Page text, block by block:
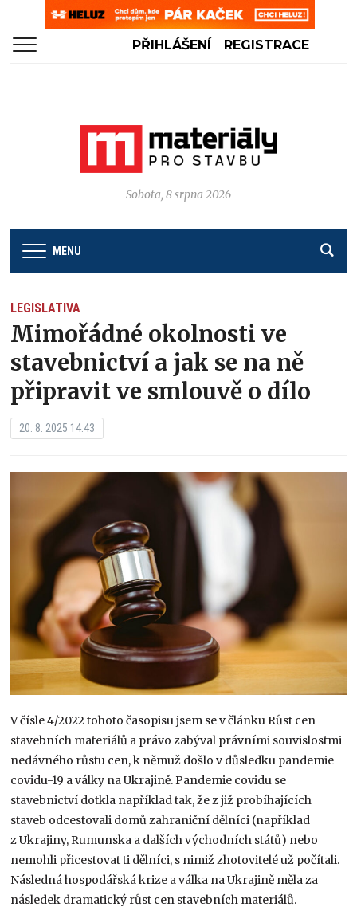
PŘIHLÁŠENÍ REGISTRACE
Sobota, 8 srpna 2026
MENU
LEGISLATIVA
Mimořádné okolnosti ve
stavebnictví a jak se na ně
připravit ve smlouvě o dílo
20. 8. 2025 14:43
V čísle 4/2022 tohoto časopisu jsem se v článku Růst cen
stavebních materiálů a právo zabýval právními souvislostmi
nedávného růstu cen, k němuž došlo v důsledku pandemie
covidu-19 a války na Ukrajině. Pandemie covidu se
stavebnictví dotkla například tak, že z již probíhajících
staveb odcestovali domů zahraniční dělníci (například
z Ukrajiny, Rumunska a dalších východních států) nebo
nemohli přicestovat ti dělníci, s nimiž zhotovitelé už počítali.
Následná hospodářská krize a válka na Ukrajině měla za
následek dramatický růst cen stavebních materiálů.